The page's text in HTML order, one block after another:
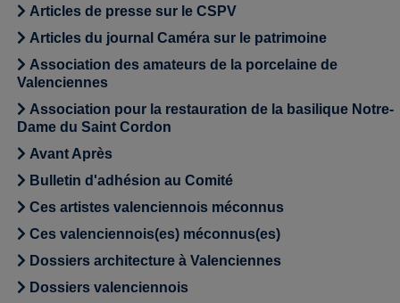
Articles de presse sur le CSPV
Articles du journal Caméra sur le patrimoine
Association des amateurs de la porcelaine de
Valenciennes
Association pour la restauration de la basilique Notre-
Dame du Saint Cordon
Avant Après
Bulletin d'adhésion au Comité
Ces artistes valenciennois méconnus
Ces valenciennois(es) méconnus(es)
Dossiers architecture à Valenciennes
Dossiers valenciennois